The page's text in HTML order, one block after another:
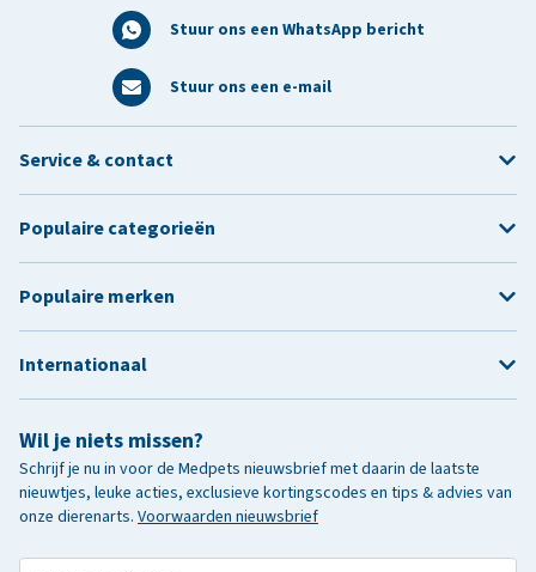
Stuur ons een WhatsApp bericht
Stuur ons een e-mail
Wil je niets missen?
Schrijf je nu in voor de Medpets nieuwsbrief met daarin de laatste
nieuwtjes, leuke acties, exclusieve kortingscodes en tips & advies van
onze dierenarts. Voorwaarden nieuwsbrief
Service & contact
Populaire categorieën
Populaire merken
Internationaal